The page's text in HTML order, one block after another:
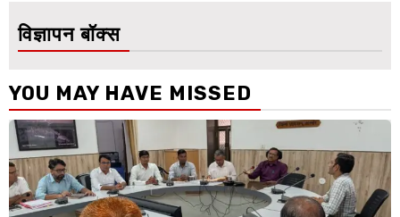
विज्ञापन बॉक्स
YOU MAY HAVE MISSED